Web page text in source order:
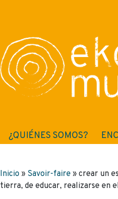
¿QUIÉNES SOMOS?
Inicio » Savoir-faire » crear un
tierra, de educar, realizarse en